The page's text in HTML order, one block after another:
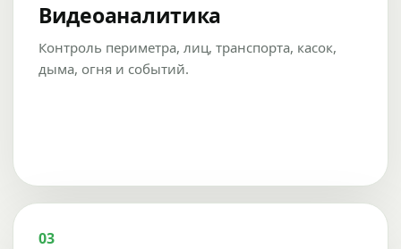
Видеоаналитика
Контроль периметра, лиц, транспорта, касок,
дыма, огня и событий.
03